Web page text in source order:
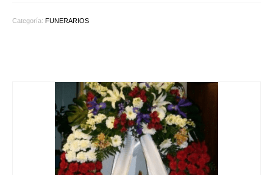
Categoría: FUNERARIOS